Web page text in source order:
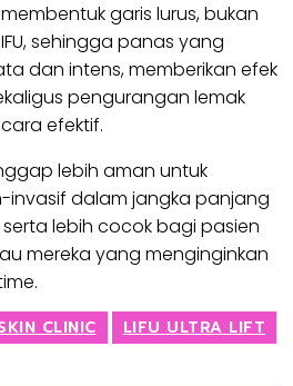
garis lurus, bukan
sehingga panas yang
dan intens, memberikan efek
pengurangan lemak
efektif.
lebih aman untuk
invasif dalam jangka panjang
lebih cocok bagi pasien
mereka yang menginginkan
CLINIC LIFU ULTRA LIFT